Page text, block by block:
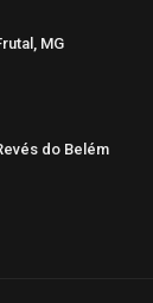
MG
do Belém